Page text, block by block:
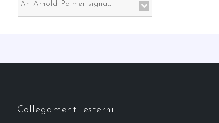
An Arnold Palmer signature course in Prato the gateway to Florence
Collegamenti esterni